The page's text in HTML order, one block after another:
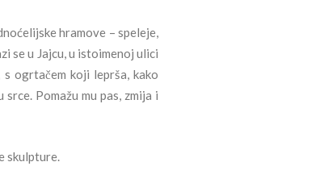
hramove – speleje,
se u Jajcu, u istoimenoj ulici
ogrtačem koji leprša, kako
Pomažu mu pas, zmija i
skulpture.